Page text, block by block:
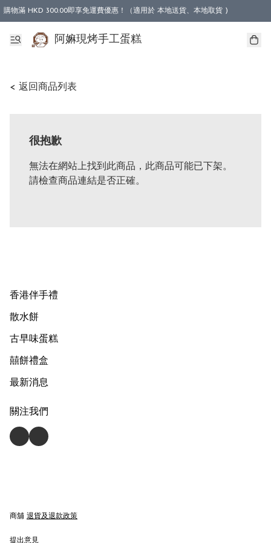
購物滿 HKD 300.00即享免運費優惠！（適用於 本地送貨、本地取貨 )
阿嫲現烤手工蛋糕
< 返回商品列表
很抱歉
無法在網站上找到此商品，此商品可能已下架。
請檢查商品連結是否正確。
香港伴手禮
散水餅
古早味蛋糕
囍餅禮盒
最新消息
關注我們
商舖 退貨及退款政策
提出意見